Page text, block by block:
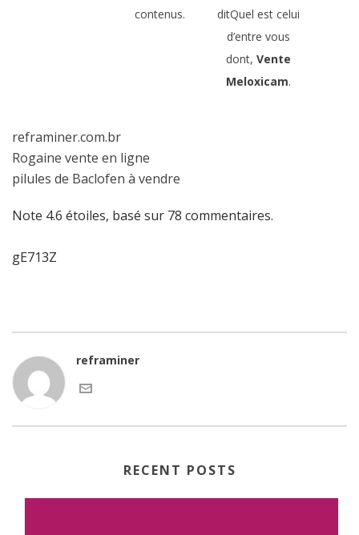
contenus.
ditQuel est celui
d’entre vous
dont, Vente
Meloxicam.
reframiner.com.br
Rogaine vente en ligne
pilules de Baclofen à vendre
Note 4.6 étoiles, basé sur 78 commentaires.
gE713Z
reframiner
RECENT POSTS